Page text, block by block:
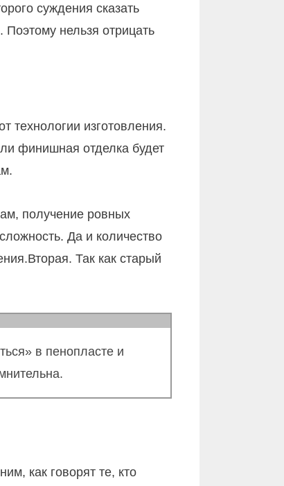
суждения сказать
Поэтому нельзя отрицать
технологии изготовления.
финишная отделка будет
получение ровных
Да и количество
Так как старый
в пенопласте и
как говорят те, кто